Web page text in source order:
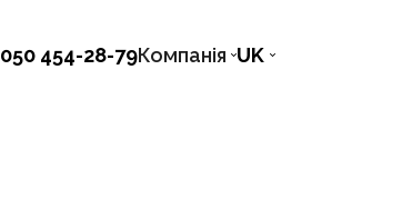
454-28-79Компанія UK